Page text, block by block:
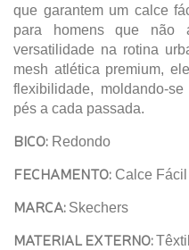
que garantem um calce
para homens que não
versatilidade na rotina
mesh atlética premium,
flexibilidade, moldando-
pés a cada passada.
BICO: Redondo
FECHAMENTO: Calce Fácil
MARCA: Skechers
MATERIAL EXTERNO:Têxtil